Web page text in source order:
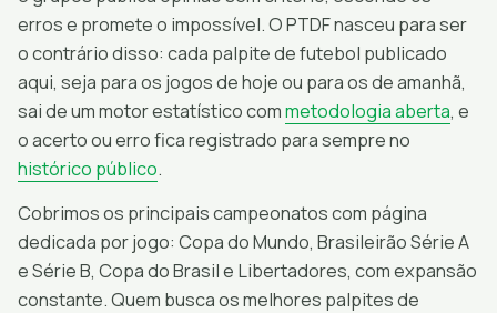
erros e promete o impossível. O PTDF nasceu para ser
o contrário disso: cada palpite de futebol publicado
aqui, seja para os jogos de hoje ou para os de amanhã,
sai de um motor estatístico commetodologia aberta, e
o acerto ou erro fica registrado para sempre no
histórico público.
Cobrimos os principais campeonatos com página
dedicada por jogo: Copa do Mundo, Brasileirão Série A
e Série B, Copa do Brasil e Libertadores, com expansão
constante. Quem busca os melhores palpites de